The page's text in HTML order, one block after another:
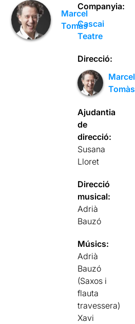
Marcel
Tomàs
Companyia:
Cascai
Teatre
Direcció:
Marcel
Tomàs
Ajudantia
de
direcció:
Susana
Lloret
Direcció
musical:
Adrià
Bauzó
Músics:
Adrià
Bauzó
(Saxos i
flauta
travessera)
Xavi